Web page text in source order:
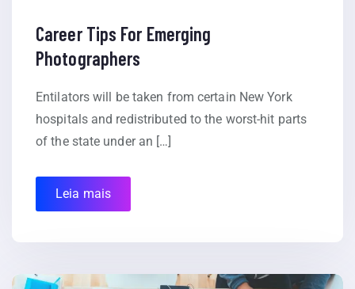
Career Tips For Emerging
Photographers
Entilators will be taken from certain New York
hospitals and redistributed to the worst-hit parts
of the state under an […]
Leia mais